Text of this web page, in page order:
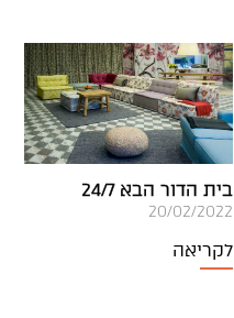
בית הדור הבא 24/7
20/02/2022
לקריאה